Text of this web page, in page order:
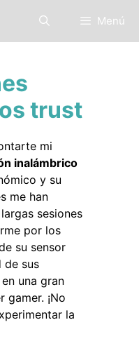
Menú
trust
mi
inalámbrico
y su
me han
sesiones
por los
su sensor
de sus
una gran
gamer. ¡No
la